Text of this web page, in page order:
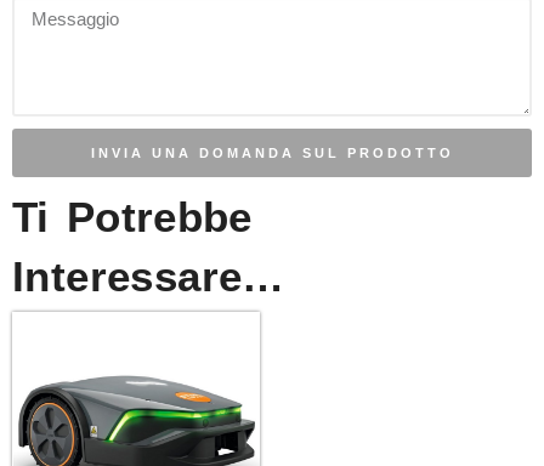
INVIA UNA DOMANDA SUL PRODOTTO
Ti Potrebbe
Interessare…